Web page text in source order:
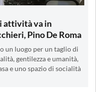
attività va in
Pino De Roma
un luogo per un taglio di
gentilezza e umanità,
e uno spazio di socialità